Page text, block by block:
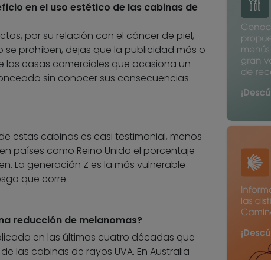
en el uso estético de las cabinas de
por su relación con el cáncer de piel,
prohíben, dejas que la publicidad más o
las casas comerciales que ocasiona un
sin conocer sus consecuencias.
estas cabinas es casi testimonial, menos
países como Reino Unido el porcentaje
La generación Z es la más vulnerable
que corre.
reducción de melanomas?
en las últimas cuatro décadas que
las cabinas de rayos UVA. En Australia